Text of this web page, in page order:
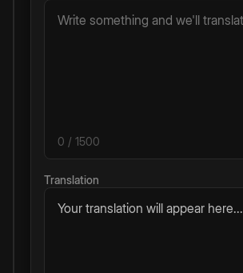
0 / 1500
Translation
Your translation will appear here...